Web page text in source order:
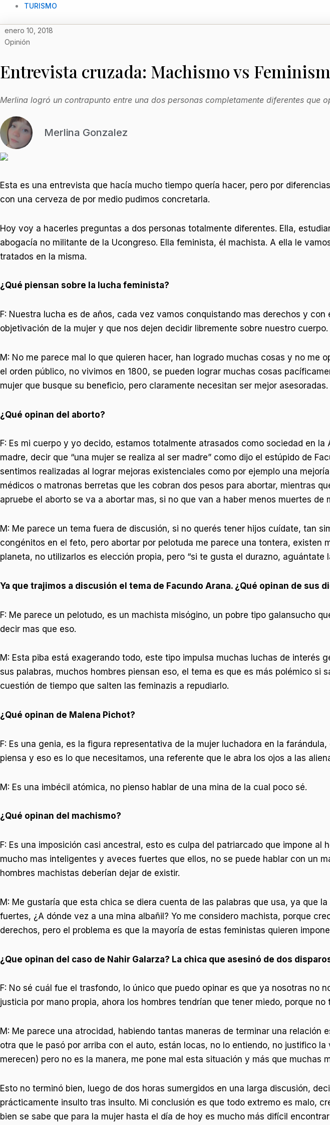
TURISMO
enero 10, 2018
Opinión
Entrevista cruzada: Machismo vs
Merlina logró un contrapunto entre una dos personas completamente diferentes que
Merlina Gonzalez
Esta es una entrevista que hacía mucho tiempo quería hacer, pero por
con una cerveza de por medio pudimos concretarla.
Hoy voy a hacerles preguntas a dos personas totalmente diferentes. Ella,
abogacía no militante de la Ucongreso. Ella feminista, él machista. A ella le
tratados en la misma.
¿Qué piensan sobre la lucha feminista?
F: Nuestra lucha es de años, cada vez vamos conquistando mas derechos y
objetivación de la mujer y que nos dejen decidir libremente sobre nuestro cuerpo.
M: No me parece mal lo que quieren hacer, han logrado muchas cosas y no
el orden público, no vivimos en 1800, se pueden lograr muchas cosas
mujer que busque su beneficio, pero claramente necesitan ser mejor asesoradas.
¿Qué opinan del aborto?
F: Es mi cuerpo y yo decido, estamos totalmente atrasados como sociedad en
madre, decir que “una mujer se realiza al ser madre” como dijo el estúpido de
sentimos realizadas al lograr mejoras existenciales como por ejemplo una
médicos o matronas berretas que les cobran dos pesos para abortar, mientras
apruebe el aborto se va a abortar mas, si no que van a haber menos muertes de
M: Me parece un tema fuera de discusión, si no querés tener hijos cuídate, tan
congénitos en el feto, pero abortar por pelotuda me parece una tontera, existen
planeta, no utilizarlos es elección propia, pero “si te gusta el durazno, aguántate
Ya que trajimos a discusión el tema de Facundo Arana. ¿Qué opinan de sus
F: Me parece un pelotudo, es un machista misógino, un pobre tipo galansucho
decir mas que eso.
M: Esta piba está exagerando todo, este tipo impulsa muchas luchas de interés
sus palabras, muchos hombres piensan eso, el tema es que es más polémico
cuestión de tiempo que salten las feminazis a repudiarlo.
¿Qué opinan de Malena Pichot?
F: Es una genia, es la figura representativa de la mujer luchadora en la
piensa y eso es lo que necesitamos, una referente que le abra los ojos a las
M: Es una imbécil atómica, no pienso hablar de una mina de la cual poco sé.
¿Qué opinan del machismo?
F: Es una imposición casi ancestral, esto es culpa del patriarcado que impone
mucho mas inteligentes y aveces fuertes que ellos, no se puede hablar con un
hombres machistas deberían dejar de existir.
M: Me gustaría que esta chica se diera cuenta de las palabras que usa, ya que
fuertes, ¿A dónde vez a una mina albañil? Yo me considero machista, porque
derechos, pero el problema es que la mayoría de estas feministas quieren
¿Que opinan del caso de Nahir Galarza? La chica que asesinó de dos
F: No sé cuál fue el trasfondo, lo único que puedo opinar es que ya nosotras no
justicia por mano propia, ahora los hombres tendrían que tener miedo, porque
M: Me parece una atrocidad, habiendo tantas maneras de terminar una
otra que le pasó por arriba con el auto, están locas, no lo entiendo, no justifico
merecen) pero no es la manera, me pone mal esta situación y más que muchas
Esto no terminó bien, luego de dos horas sumergidos en una larga discusión,
prácticamente insulto tras insulto. Mi conclusión es que todo extremo es malo,
bien se sabe que para la mujer hasta el día de hoy es mucho más difícil